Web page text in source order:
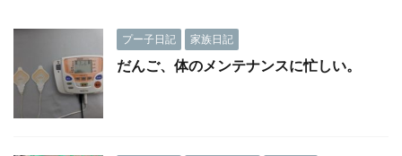
プー子日記 家族日記
だんご、体のメンテナンスに忙しい。